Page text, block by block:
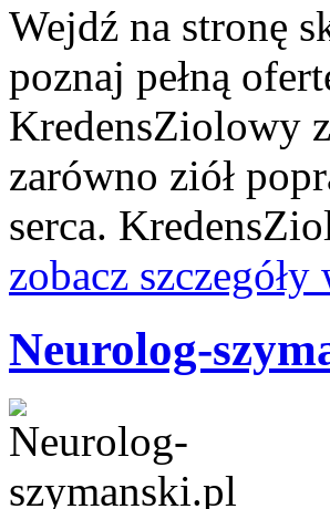
Wejdź na stronę
poznaj pełną
KredensZiolowy
zarówno ziół
serca.
zobacz szczegóły
Neurolog-